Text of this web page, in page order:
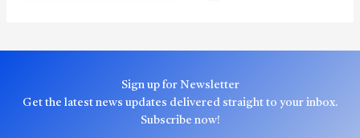
Sign up for Newsletter
Get the latest news updates delivered straight to your inbox.
Subscribe now!